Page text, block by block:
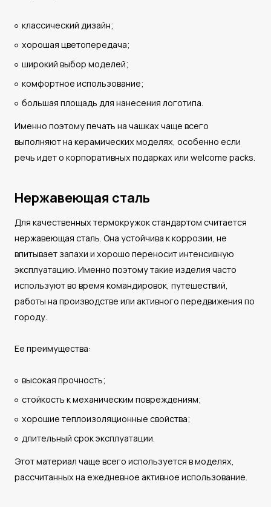
классический дизайн;
хорошая цветопередача;
широкий выбор моделей;
комфортное использование;
большая площадь для нанесения логотипа.
Именно поэтому печать на чашках чаще всего
выполняют на керамических моделях, особенно если
речь идет о корпоративных подарках или welcome packs.
Нержавеющая сталь
Для качественных термокружок стандартом считается
нержавеющая сталь. Она устойчива к коррозии, не
впитывает запахи и хорошо переносит интенсивную
эксплуатацию. Именно поэтому такие изделия часто
используют во время командировок, путешествий,
работы на производстве или активного передвижения по
городу.
Ее преимущества:
высокая прочность;
стойкость к механическим повреждениям;
хорошие теплоизоляционные свойства;
длительный срок эксплуатации.
Этот материал чаще всего используется в моделях,
рассчитанных на ежедневное активное использование.